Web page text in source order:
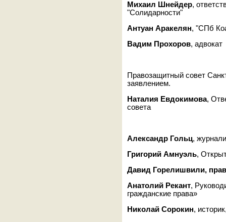
Михаил Шнейдер,
"Солидарности"
Антуан Аракелян, "СПб
Вадим Прохоров, адвокат
Правозащитный совет
заявлением.
Наталия Евдокимова,
совета
Александр Гольц,
Григорий Амнуэль,
Давид Горелишвили,
Анатолий Рекант,
гражданские права»
Николай Сорокин,